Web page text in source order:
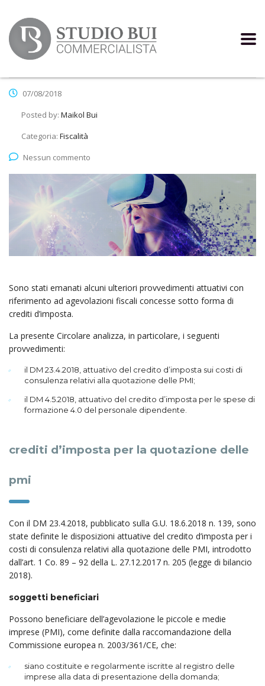
07/08/2018
Posted by: Maikol Bui
Categoria: Fiscalità
Nessun commento
Sono stati emanati alcuni ulteriori provvedimenti attuativi con
riferimento ad agevolazioni fiscali concesse sotto forma di
crediti d’imposta.
La presente Circolare analizza, in particolare, i seguenti
provvedimenti:
il DM 23.4.2018, attuativo del credito d’imposta sui costi di
consulenza relativi alla quotazione delle PMI;
il DM 4.5.2018, attuativo del credito d’imposta per le spese di
formazione 4.0 del personale dipendente.
crediti d’imposta per la quotazione delle
pmi
Con il DM 23.4.2018, pubblicato sulla G.U. 18.6.2018 n. 139, sono
state definite le disposizioni attuative del credito d’imposta per i
costi di consulenza relativi alla quotazione delle PMI, introdotto
dall’art. 1 Co. 89 – 92 della L. 27.12.2017 n. 205 (legge di bilancio
2018).
soggetti beneficiari
Possono beneficiare dell’agevolazione le piccole e medie
imprese (PMI), come definite dalla raccomandazione della
Commissione europea n. 2003/361/CE, che:
siano costituite e regolarmente iscritte al registro delle
imprese alla data di presentazione della domanda;